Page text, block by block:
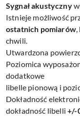
Sygnał akustyczny
Istnieje możliwość
ostatnich pomiarów,
chwili.
Utwardzona
Poziomica
dodatkowe
libelle pionową i
Dokładność
dokładność libelli+/-